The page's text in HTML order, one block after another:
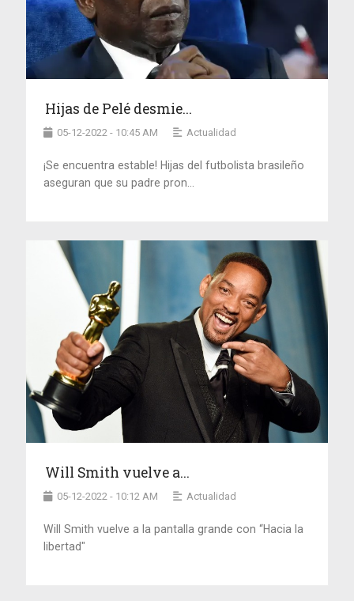
Hijas de Pelé desmie...
05-12-2022 - 10:45 AM Actualidad
¡Se encuentra estable! Hijas del futbolista brasileño
aseguran que su padre pron...
Will Smith vuelve a...
05-12-2022 - 10:12 AM Actualidad
Will Smith vuelve a la pantalla grande con “Hacia la
libertad"